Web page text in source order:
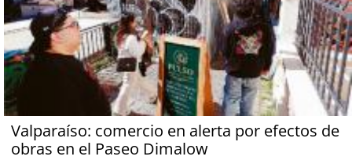
Valparaíso: comercio en alerta por efectos de
obras en el Paseo Dimalow